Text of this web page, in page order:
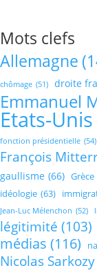
Mots clefs
Allemagne
chômage (51) droite
Emmanuel
Etats-Unis
fonction présidentielle (54)
François
gaullisme (66) Grèce
idéologie (63)
Jean-Luc Mélenchon (52)
légitimité (103)
médias (116)
Nicolas Sarkozy